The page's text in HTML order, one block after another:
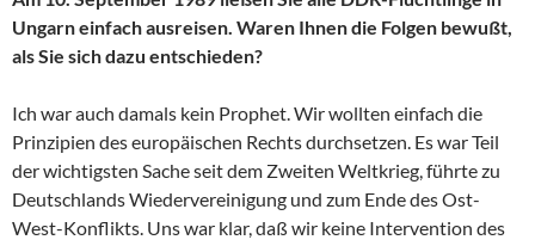
Ungarn einfach ausreisen. Waren Ihnen die Folgen bewußt,
als Sie sich dazu entschieden?
Ich war auch damals kein Prophet. Wir wollten einfach die
Prinzipien des europäischen Rechts durchsetzen. Es war Teil
der wichtigsten Sache seit dem Zweiten Weltkrieg, führte zu
Deutschlands Wiedervereinigung und zum Ende des Ost-
West-Konflikts. Uns war klar, daß wir keine Intervention des